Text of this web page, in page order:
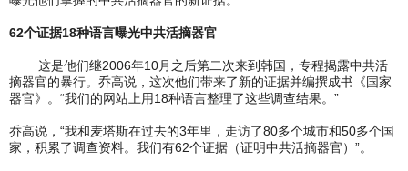
62个证据18种语言曝光中共活摘器官
这是他们继2006年10月之后第二次来到韩国，专程揭露中共活
摘器官的暴行。乔高说，这次他们带来了新的证据并编撰成书《国家
器官》。“我们的网站上用18种语言整理了这些调查结果。”
乔高说，“我和麦塔斯在过去的3年里，走访了80多个城市和50多个国
家，积累了调查资料。我们有62个证据（证明中共活摘器官）”。